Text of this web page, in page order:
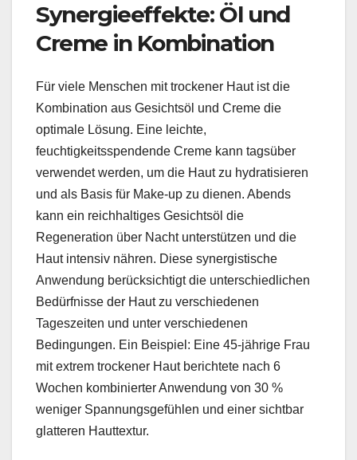
Synergieeffekte: Öl und
Creme in Kombination
Für viele Menschen mit trockener Haut ist die
Kombination aus Gesichtsöl und Creme die
optimale Lösung. Eine leichte,
feuchtigkeitsspendende Creme kann tagsüber
verwendet werden, um die Haut zu hydratisieren
und als Basis für Make-up zu dienen. Abends
kann ein reichhaltiges Gesichtsöl die
Regeneration über Nacht unterstützen und die
Haut intensiv nähren. Diese synergistische
Anwendung berücksichtigt die unterschiedlichen
Bedürfnisse der Haut zu verschiedenen
Tageszeiten und unter verschiedenen
Bedingungen. Ein Beispiel: Eine 45-jährige Frau
mit extrem trockener Haut berichtete nach 6
Wochen kombinierter Anwendung von 30 %
weniger Spannungsgefühlen und einer sichtbar
glatteren Hauttextur.